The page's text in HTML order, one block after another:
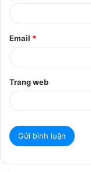
*
Email *
Trang web